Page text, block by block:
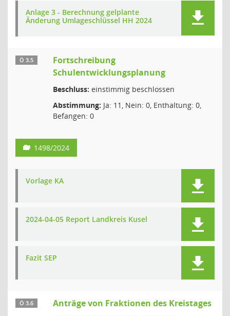
Anlage 3 - Berechnung gelplante
Änderung Umlageschlüssel HH 2024
Ö 3.5
Fortschreibung
Schulentwicklungsplanung
Beschluss: einstimmig beschlossen
Abstimmung: Ja: 11, Nein: 0, Enthaltung: 0,
Befangen: 0
1498/2024
Vorlage KA
2024-04-05 Report Landkreis Kusel
Fazit SEP
Ö 3.6 Anträge von Fraktionen des Kreistages